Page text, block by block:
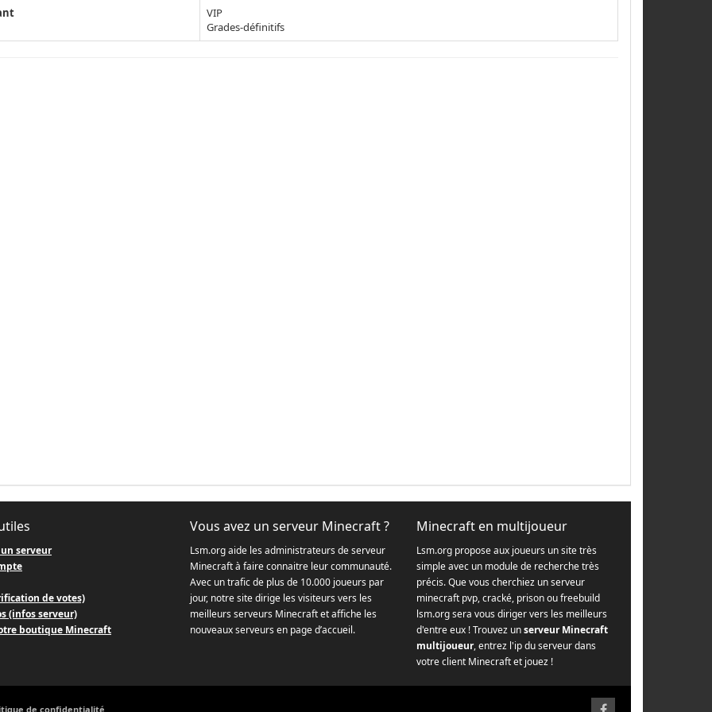
VIP
Grades-définitifs
serveur
de votes)
(infos serveur)
boutique Minecraft
Vous avez un serveur Minecraft ?
Lsm.org aide les administrateurs de serveur
Minecraft à faire connaitre leur communauté.
Avec un trafic de plus de 10.000 joueurs par
jour, notre site dirige les visiteurs vers les
meilleurs serveurs Minecraft et affiche les
nouveaux serveurs en page d’accueil.
Minecraft en multijoueur
Lsm.org propose aux joueurs un site très
simple avec un module de recherche très
précis. Que vous cherchiez un serveur
minecraft pvp, cracké, prison ou freebuild
lsm.org sera vous diriger vers les meilleurs
d'entre eux ! Trouvez unserveur Minecraft
multijoueur, entrez l'ip du serveur dans
votre client Minecraft et jouez !
de confidentialité